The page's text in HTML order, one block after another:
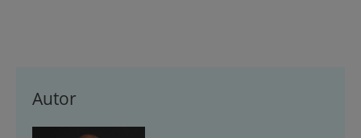
Autor